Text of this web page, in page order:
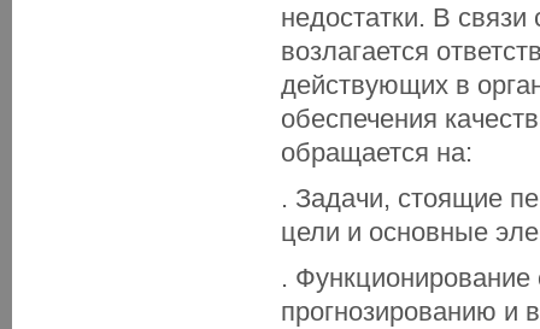
недостатки. В связи
возлагается
действующих в
обеспечения
обращается на:
. Задачи, стоящие
цели и основные
. Функционирование
прогнозированию и